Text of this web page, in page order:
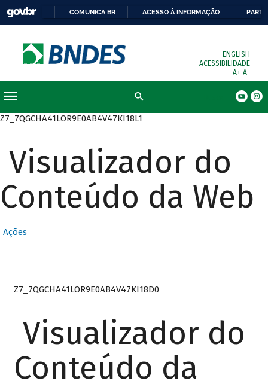
COMUNICA BR ACESSO À INFORMAÇÃO
ENGLISH
ACESSIBILIDADE
A+ A-
Z7_7QGCHA41LOR9E0AB4V47KI18L1
Visualizador do
Conteúdo da Web
Ações
Z7_7QGCHA41LOR9E0AB4V47KI18D0
Visualizador do
Conteúdo da